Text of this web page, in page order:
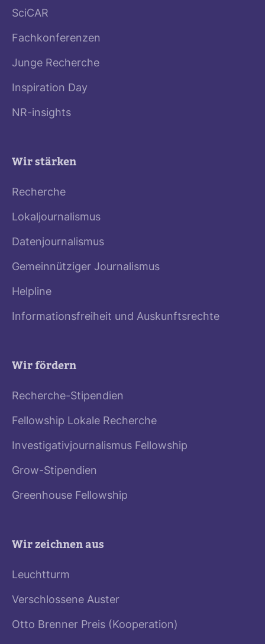
SciCAR
Fachkonferenzen
Junge Recherche
Inspiration Day
NR-insights
Wir stärken
Recherche
Lokaljournalismus
Datenjournalismus
Gemeinnütziger Journalismus
Helpline
Informationsfreiheit und Auskunftsrechte
Wir fördern
Recherche-Stipendien
Fellowship Lokale Recherche
Investigativjournalismus Fellowship
Grow-Stipendien
Greenhouse Fellowship
Wir zeichnen aus
Leuchtturm
Verschlossene Auster
Otto Brenner Preis (Kooperation)